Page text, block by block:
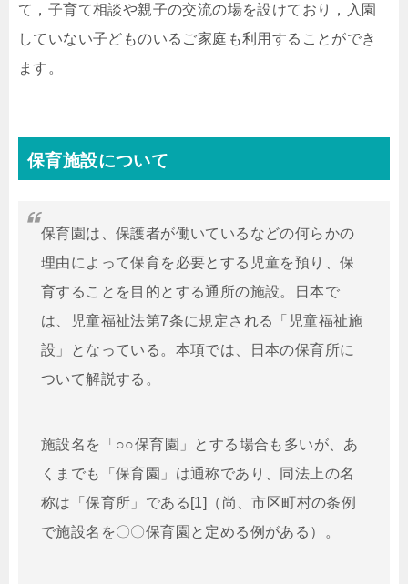
て，子育て相談や親子の交流の場を設けており，入園
していない子どものいるご家庭も利用することができ
ます。
保育施設について
保育園は、保護者が働いているなどの何らかの
理由によって保育を必要とする児童を預り、保
育することを目的とする通所の施設。日本で
は、児童福祉法第7条に規定される「児童福祉施
設」となっている。本項では、日本の保育所に
ついて解説する。
施設名を「○○保育園」とする場合も多いが、あ
くまでも「保育園」は通称であり、同法上の名
称は「保育所」である[1]（尚、市区町村の条例
で施設名を〇〇保育園と定める例がある）。